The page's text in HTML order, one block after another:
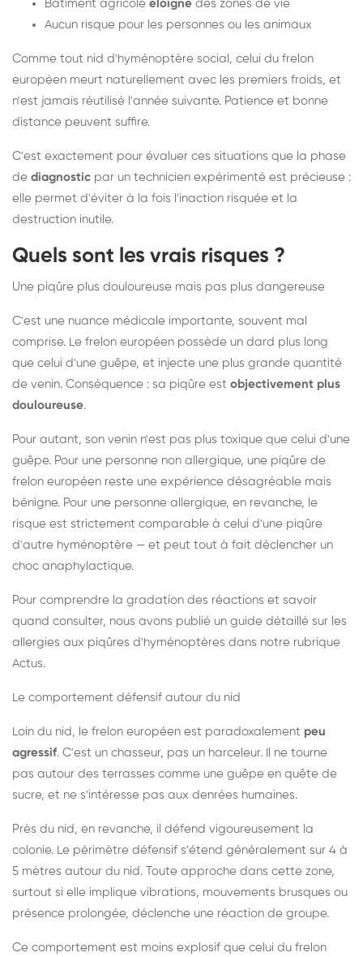
Bâtiment agricole éloigné des zones de vie
Aucun risque pour les personnes ou les animaux
Comme tout nid d'hyménoptère social, celui du frelon
européen meurt naturellement avec les premiers froids, et
n'est jamais réutilisé l'année suivante. Patience et bonne
distance peuvent suffire.
C'est exactement pour évaluer ces situations que la phase
de diagnostic par un technicien expérimenté est précieuse :
elle permet d'éviter à la fois l'inaction risquée et la
destruction inutile.
Quels sont les vrais risques ?
Une piqûre plus douloureuse mais pas plus dangereuse
C'est une nuance médicale importante, souvent mal
comprise. Le frelon européen possède un dard plus long
que celui d'une guêpe, et injecte une plus grande quantité
de venin. Conséquence : sa piqûre est objectivement plus
douloureuse.
Pour autant, son venin n'est pas plus toxique que celui d'une
guêpe. Pour une personne non allergique, une piqûre de
frelon européen reste une expérience désagréable mais
bénigne. Pour une personne allergique, en revanche, le
risque est strictement comparable à celui d'une piqûre
d'autre hyménoptère — et peut tout à fait déclencher un
choc anaphylactique.
Pour comprendre la gradation des réactions et savoir
quand consulter, nous avons publié un guide détaillé sur les
allergies aux piqûres d'hyménoptères dans notre rubrique
Actus.
Le comportement défensif autour du nid
Loin du nid, le frelon européen est paradoxalement peu
agressif. C'est un chasseur, pas un harceleur. Il ne tourne
pas autour des terrasses comme une guêpe en quête de
sucre, et ne s'intéresse pas aux denrées humaines.
Près du nid, en revanche, il défend vigoureusement la
colonie. Le périmètre défensif s'étend généralement sur 4 à
5 mètres autour du nid. Toute approche dans cette zone,
surtout si elle implique vibrations, mouvements brusques ou
présence prolongée, déclenche une réaction de groupe.
Ce comportement est moins explosif que celui du frelon